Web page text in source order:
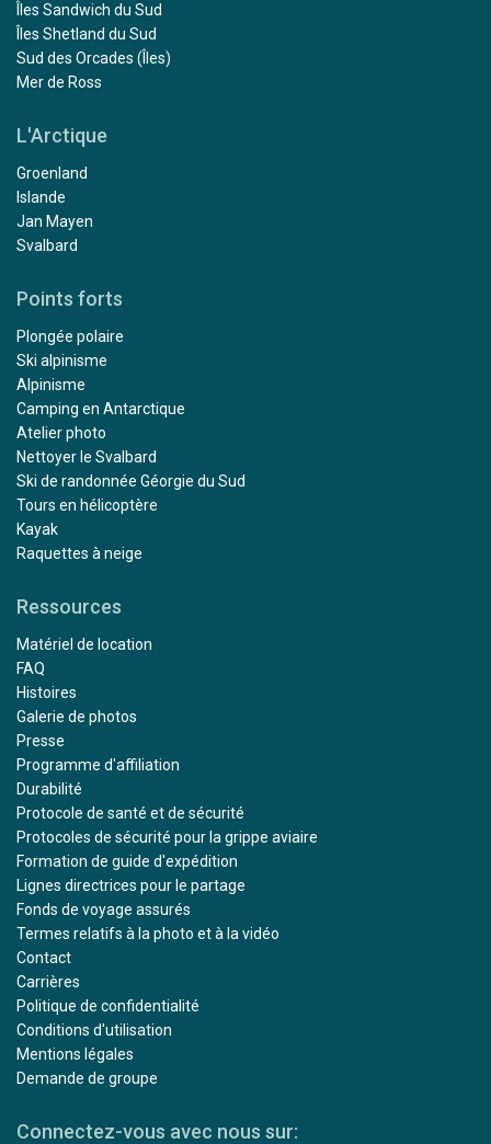
Îles Sandwich du Sud
Îles Shetland du Sud
Sud des Orcades (Îles)
Mer de Ross
L'Arctique
Groenland
Islande
Jan Mayen
Svalbard
Points forts
Plongée polaire
Ski alpinisme
Alpinisme
Camping en Antarctique
Atelier photo
Nettoyer le Svalbard
Ski de randonnée Géorgie du Sud
Tours en hélicoptère
Kayak
Raquettes à neige
Ressources
Matériel de location
FAQ
Histoires
Galerie de photos
Presse
Programme d'affiliation
Durabilité
Protocole de santé et de sécurité
Protocoles de sécurité pour la grippe aviaire
Formation de guide d'expédition
Lignes directrices pour le partage
Fonds de voyage assurés
Termes relatifs à la photo et à la vidéo
Contact
Carrières
Politique de confidentialité
Conditions d'utilisation
Mentions légales
Demande de groupe
Connectez-vous avec nous sur: